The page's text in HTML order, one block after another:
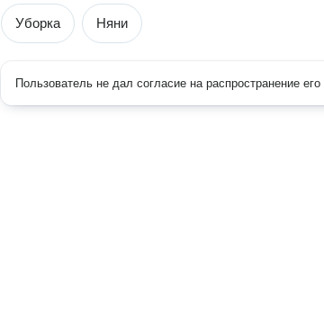
Уборка Няни
Пользователь не дал согласие на распространение